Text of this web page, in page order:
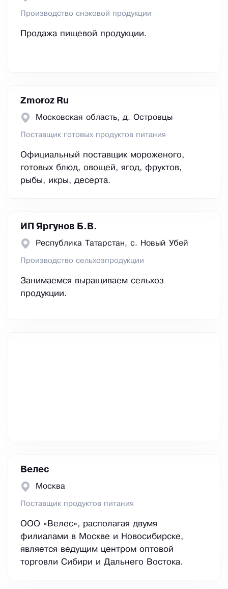
Производство снэковой продукции
Продажа пищевой продукции.
Zmoroz Ru
Московская область, д. Островцы
Поставщик готовых продуктов питания
Официальный поставщик мороженого,
готовых блюд, овощей, ягод, фруктов,
рыбы, икры, десерта.
ИП Яргунов Б.В.
Республика Татарстан, с. Новый Убей
Производство сельхозпродукции
Занимаемся выращиваем сельхоз
продукции.
Велес
Москва
Поставщик продуктов питания
ООО «Велес», располагая двумя
филиалами в Москве и Новосибирске,
является ведущим центром оптовой
торговли Сибири и Дальнего Востока.